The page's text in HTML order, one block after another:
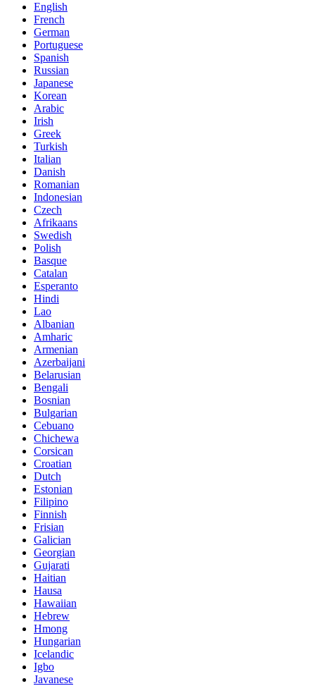
English
French
German
Portuguese
Spanish
Russian
Japanese
Korean
Arabic
Irish
Greek
Turkish
Italian
Danish
Romanian
Indonesian
Czech
Afrikaans
Swedish
Polish
Basque
Catalan
Esperanto
Hindi
Lao
Albanian
Amharic
Armenian
Azerbaijani
Belarusian
Bengali
Bosnian
Bulgarian
Cebuano
Chichewa
Corsican
Croatian
Dutch
Estonian
Filipino
Finnish
Frisian
Galician
Georgian
Gujarati
Haitian
Hausa
Hawaiian
Hebrew
Hmong
Hungarian
Icelandic
Igbo
Javanese